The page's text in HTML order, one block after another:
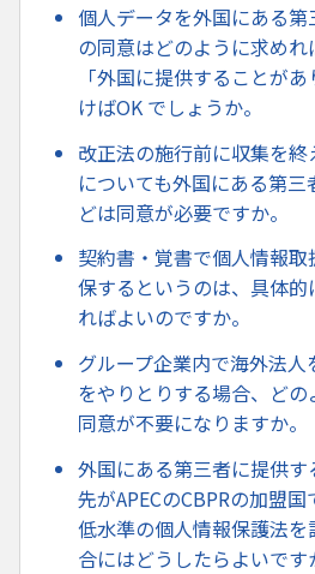
個人データを外国にある
の同意はどのように求めれ
「外国に提供することが
けばOK でしょうか。
改正法の施行前に収集を
についても外国にある第
どは同意が必要ですか。
契約書・覚書で個人情報
保するというのは、具体
ればよいのですか。
グループ企業内で海外法
をやりとりする場合、ど
同意が不要になりますか。
外国にある第三者に提供
先がAPECのCBPRの加盟
低水準の個人情報保護法
合にはどうしたらよいです